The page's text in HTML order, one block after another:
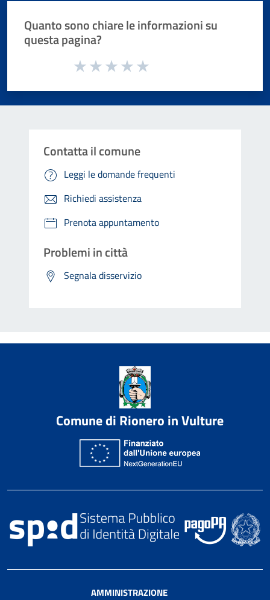
Quanto sono chiare le informazioni su
questa pagina?
Valuta da 1 a 5 stelle la pagina
Contatta il comune
Leggi le domande frequenti
Richiedi assistenza
Prenota appuntamento
Problemi in città
Segnala disservizio
Comune di Rionero in Vulture
AMMINISTRAZIONE